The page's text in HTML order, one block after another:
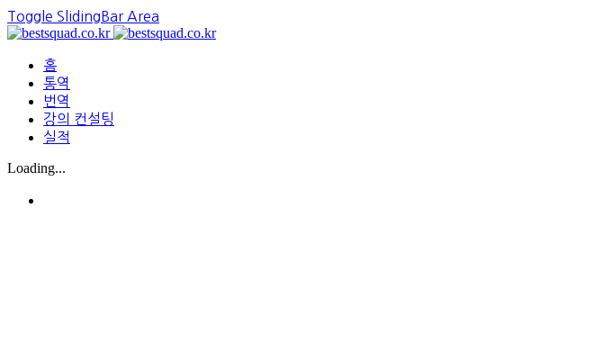
Toggle SlidingBar Area
홈
통역
번역
강의 컨설팅
실적
Loading...